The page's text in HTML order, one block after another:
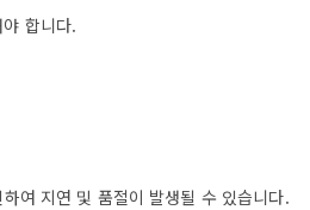
합니다.
여 지연 및 품절이 발생될 수 있습니다.